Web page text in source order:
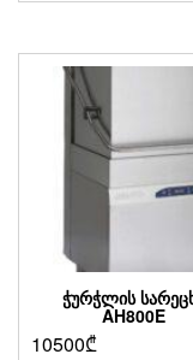
ᲭᲣᲠᲭᲚᲘᲡ
AH800E
10500₾